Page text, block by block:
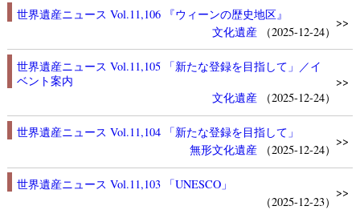
世界遺産ニュース Vol.11,106 『ウィーンの歴史地区』
文化遺産
（2025-12-24）
>>
世界遺産ニュース Vol.11,105 「新たな登録を目指して」／イ
ベント案内
文化遺産
（2025-12-24）
>>
世界遺産ニュース Vol.11,104 「新たな登録を目指して」
無形文化遺産
（2025-12-24）
>>
世界遺産ニュース Vol.11,103 「UNESCO」
（2025-12-23）
>>